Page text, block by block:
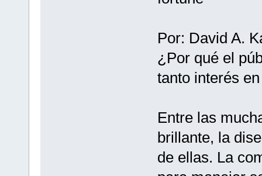
Por: David A.
¿Por qué el
tanto interés
Entre las
brillante, la
de ellas. La